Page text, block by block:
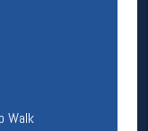
Walk